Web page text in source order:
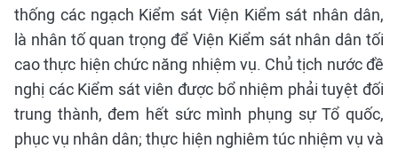
thống các ngạch Kiểm sát Viện Kiểm sát nhân dân,
là nhân tố quan trọng để Viện Kiểm sát nhân dân tối
cao thực hiện chức năng nhiệm vụ. Chủ tịch nước đề
nghị các Kiểm sát viên được bổ nhiệm phải tuyệt đối
trung thành, đem hết sức mình phụng sự Tổ quốc,
phục vụ nhân dân; thực hiện nghiêm túc nhiệm vụ và